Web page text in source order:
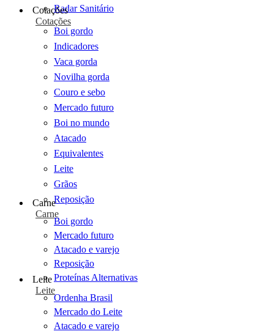
Radar Sanitário
Cotações
Cotações
Boi gordo
Indicadores
Vaca gorda
Novilha gorda
Couro e sebo
Mercado futuro
Boi no mundo
Atacado
Equivalentes
Leite
Grãos
Reposição
Carne
Carne
Boi gordo
Mercado futuro
Atacado e varejo
Reposição
Proteínas Alternativas
Leite
Leite
Ordenha Brasil
Mercado do Leite
Atacado e varejo